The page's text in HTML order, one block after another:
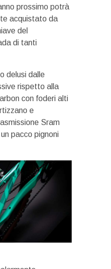
prossimo potrà
acquistato da
del
di tanti
delusi dalle
rispetto alla
con foderi alti
e
Sram
pacco pignoni